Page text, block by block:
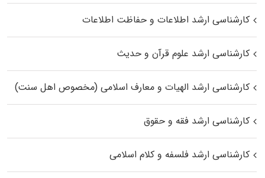
کارشناسی ارشد اطلاعات و حفاظت اطلاعات
کارشناسی ارشد علوم قرآن و حدیث
کارشناسی ارشد الهیات و معارف اسلامی (مخصوص اهل سنت)
کارشناسی ارشد فقه و حقوق
کارشناسی ارشد فلسفه و کلام اسلامی